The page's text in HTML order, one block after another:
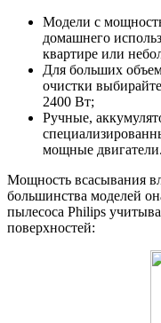
Модели с
домашнего
квартире или
Для больших
очистки
2400 Вт;
Ручные,
мощные двигатели.
Мощность всасывания
большинства моделей
пылесоса Philips
поверхностей: